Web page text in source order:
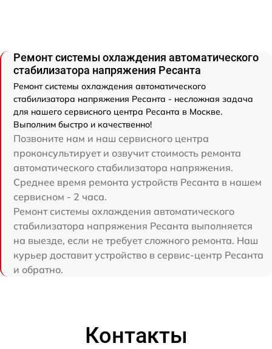
Ремонт системы охлаждения автоматического
стабилизатора напряжения Ресанта
Ремонт системы охлаждения автоматического
стабилизатора напряжения Ресанта - несложная задача
для нашего сервисного центра Ресанта в Москве.
Выполним быстро и качественно!
Позвоните нам и наш сервисного центра
проконсультирует и озвучит стоимость ремонта
автоматического стабилизатора напряжения.
Среднее время ремонта устройств Ресанта в нашем
сервисном - 2 часа.
Ремонт системы охлаждения автоматического
стабилизатора напряжения Ресанта выполняется
на выезде, если не требует сложного ремонта. Наш
курьер доставит устройство в сервис-центр Ресанта
и обратно.
Контакты